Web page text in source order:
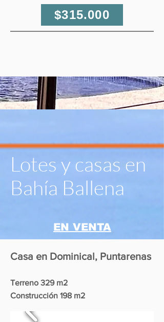
$315.000
Lotes y casas en
Bahía Ballena
EN VENTA
Casa en Dominical, Puntarenas
Terreno 329 m2
Construcción 198 m2